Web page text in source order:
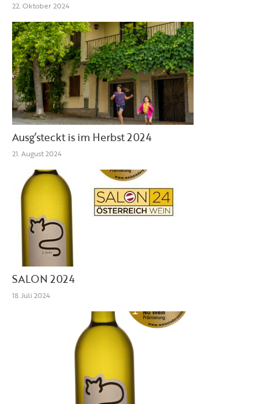
22. Oktober 2024
Ausg’steckt is im Herbst 2024
21. August 2024
SALON 2024
18. Juli 2024